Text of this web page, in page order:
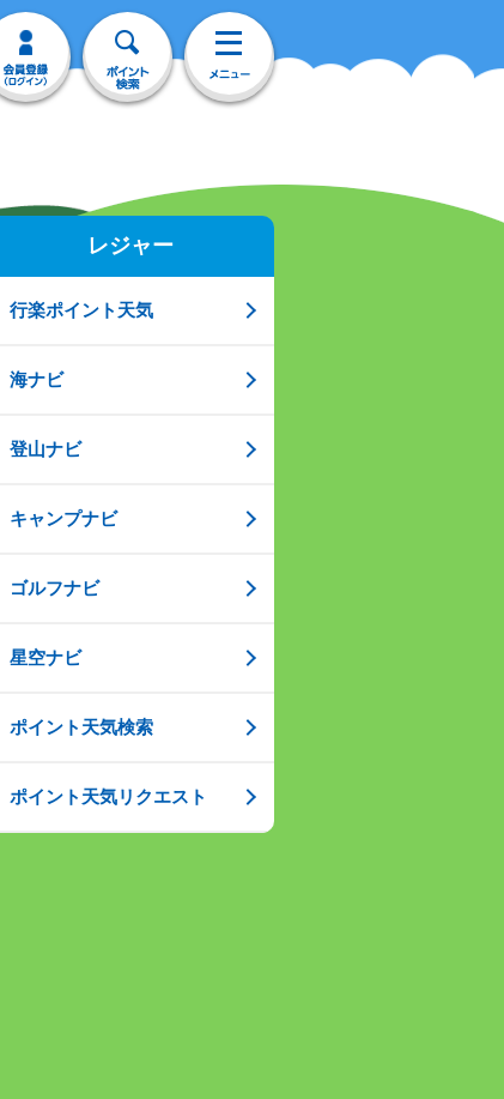
レジャー
行楽ポイント天気
海ナビ
登山ナビ
キャンプナビ
ゴルフナビ
星空ナビ
ポイント天気検索
ポイント天気リクエスト